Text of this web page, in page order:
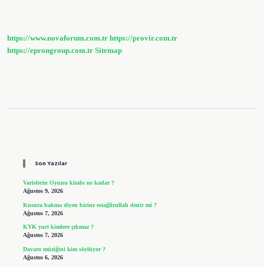
https://www.novaforum.com.tr https://provir.com.tr
https://eprongroup.com.tr Sitemap
Son Yazılar
Varislerin Oyunu kitabı ne kadar ?
Ağustos 9, 2026
Kusura bakma diyen birine estağfirullah denir mi ?
Ağustos 7, 2026
KYK yurt kimlere çıkmaz ?
Ağustos 7, 2026
Davaro müziğini kim söylüyor ?
Ağustos 6, 2026